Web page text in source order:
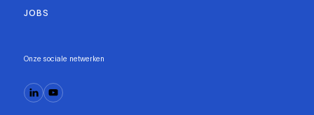
JOBS
Onze sociale netwerken